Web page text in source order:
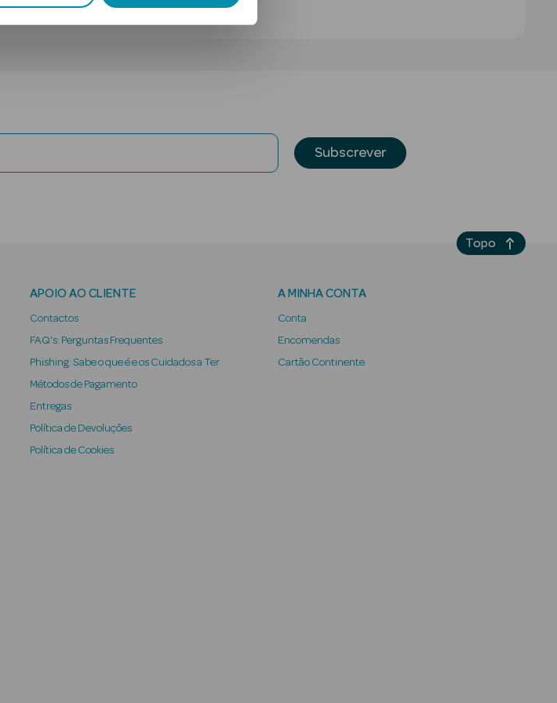
Subscrever
APOIO AO CLIENTE
Contactos
FAQ's: Perguntas Frequentes
Phishing: Sabe o que é e os Cuidados a Ter
Métodos de Pagamento
Entregas
Política de Devoluções
Política de Cookies
A MINHA CONTA
Conta
Encomendas
Cartão Continente
Topo